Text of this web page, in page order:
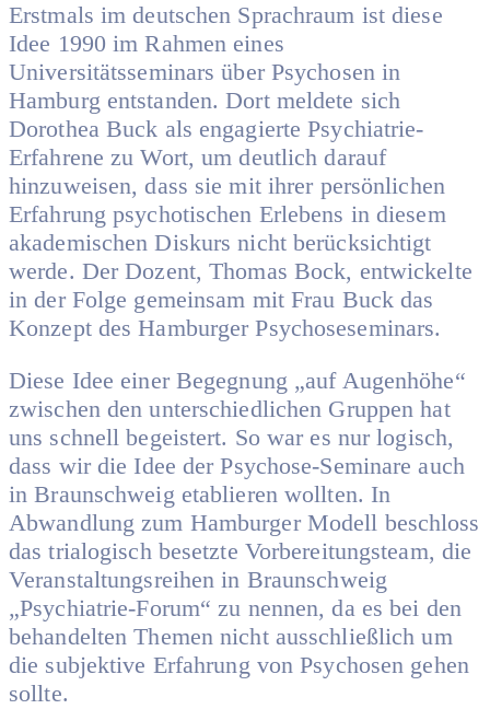
Erstmals im deutschen Sprachraum ist diese
Idee 1990 im Rahmen eines
Universitätsseminars über Psychosen in
Hamburg entstanden. Dort meldete sich
Dorothea Buck als engagierte Psychiatrie-
Erfahrene zu Wort, um deutlich darauf
hinzuweisen, dass sie mit ihrer persönlichen
Erfahrung psychotischen Erlebens in diesem
akademischen Diskurs nicht berücksichtigt
werde. Der Dozent, Thomas Bock, entwickelte
in der Folge gemeinsam mit Frau Buck das
Konzept des Hamburger Psychoseseminars.
Diese Idee einer Begegnung „auf Augenhöhe“
zwischen den unterschiedlichen Gruppen hat
uns schnell begeistert. So war es nur logisch,
dass wir die Idee der Psychose-Seminare auch
in Braunschweig etablieren wollten. In
Abwandlung zum Hamburger Modell beschloss
das trialogisch besetzte Vorbereitungsteam, die
Veranstaltungsreihen in Braunschweig
„Psychiatrie-Forum“ zu nennen, da es bei den
behandelten Themen nicht ausschließlich um
die subjektive Erfahrung von Psychosen gehen
sollte.